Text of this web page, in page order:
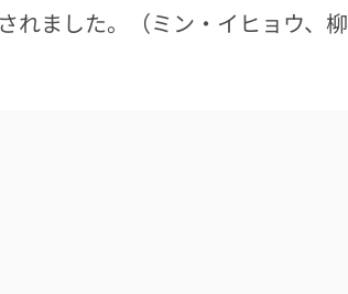
れました。（ミン・イヒョウ、柳